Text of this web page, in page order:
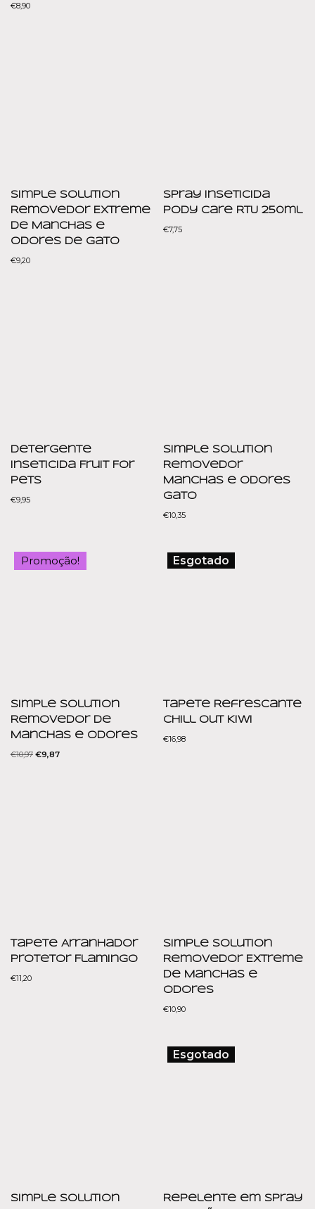
€8,90
Simple Solution
Removedor Extreme
de Manchas e
Odores de Gato
€9,20
Spray Inseticida
Pody Care RTU 250ml
€7,75
Detergente
Inseticida Fruit For
Pets
€9,95
Simple Solution
Removedor
Manchas e Odores
Gato
€10,35
Promoção!
Simple Solution
Removedor de
Manchas e Odores
€10,97 €9,87
Esgotado
Tapete Refrescante
Chill Out Kiwi
€16,98
Tapete Arranhador
Protetor Flamingo
€11,20
Simple Solution
Removedor Extreme
de Manchas e
Odores
€10,90
Simple Solution
Esgotado
Repelente em Spray